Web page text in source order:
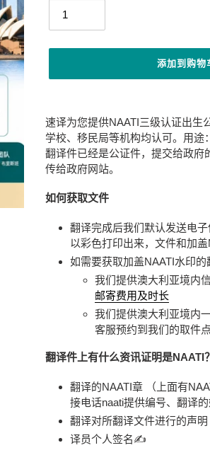
添加到购物
产
品
添
加
到
您
速译为您提供NAATI三级认证出生
学校、移民局等机构均认可。用途
翻译件已经是公证件，提交给政府
传给政府网站。
如何获取文件
翻译完成后我们默认发送电
以彩色打印出来，文件和加
如需要获取加盖NAATI水印的
我们提供澳大利亚境内
邮寄费用及时长
我们提供澳大利亚境内
客服预约到我们的取件
翻译件上有什么资讯证明是NAATI？
翻译的NAATI章 （上面有
接电话naati提供编号、翻译
翻译对所翻译文件进行的声明
译员个人签名✍️